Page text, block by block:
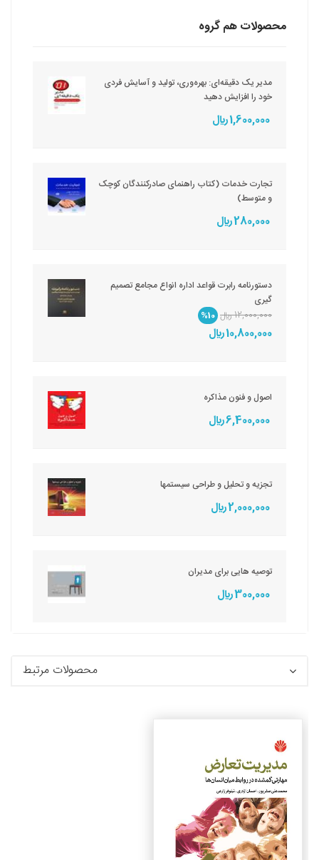
محصولات هم گروه
مدیر یک دقیقه‌ای: بهره‌وری، تولید و آسایش فردی
خود را افزایش دهید
1,600,000 ريال
تجارت خدمات (کتاب راهنمای صادرکنندگان کوچک
و متوسط)
280,000 ريال
دستورنامه رابرت قواعد اداره انواع مجامع تصمیم
گیری
12,000,000 ريال
%10
10,800,000 ريال
اصول و فنون مذاکره
6,400,000 ريال
تجزیه و تحلیل و طراحی سیستمها
2,000,000 ريال
توصیه هایی برای مدیران
300,000 ريال
محصولات مرتبط